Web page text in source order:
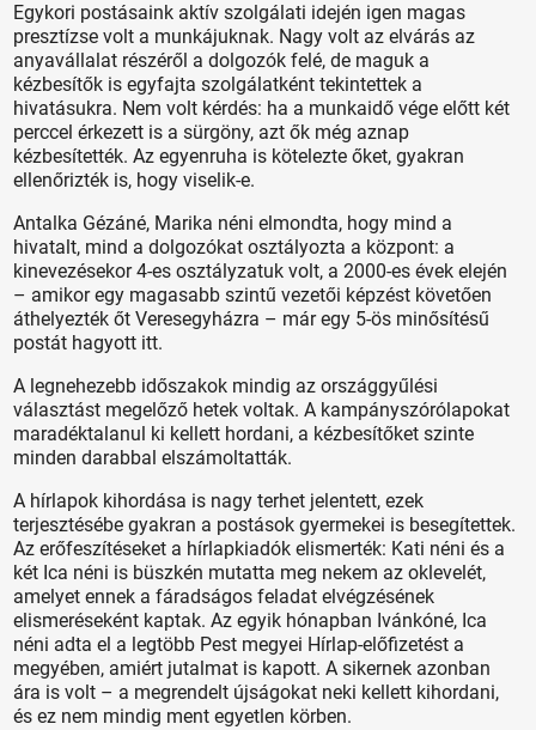
Egykori postásaink aktív szolgálati idején igen magas
presztízse volt a munkájuknak. Nagy volt az elvárás az
anyavállalat részéről a dolgozók felé, de maguk a
kézbesítők is egyfajta szolgálatként tekintettek a
hivatásukra. Nem volt kérdés: ha a munkaidő vége előtt két
perccel érkezett is a sürgöny, azt ők még aznap
kézbesítették. Az egyenruha is kötelezte őket, gyakran
ellenőrizték is, hogy viselik-e.
Antalka Gézáné, Marika néni elmondta, hogy mind a
hivatalt, mind a dolgozókat osztályozta a központ: a
kinevezésekor 4-es osztályzatuk volt, a 2000-es évek elején
– amikor egy magasabb szintű vezetői képzést követően
áthelyezték őt Veresegyházra – már egy 5-ös minősítésű
postát hagyott itt.
A legnehezebb időszakok mindig az országgyűlési
választást megelőző hetek voltak. A kampányszórólapokat
maradéktalanul ki kellett hordani, a kézbesítőket szinte
minden darabbal elszámoltatták.
A hírlapok kihordása is nagy terhet jelentett, ezek
terjesztésébe gyakran a postások gyermekei is besegítettek.
Az erőfeszítéseket a hírlapkiadók elismerték: Kati néni és a
két Ica néni is büszkén mutatta meg nekem az oklevelét,
amelyet ennek a fáradságos feladat elvégzésének
elismeréseként kaptak. Az egyik hónapban Ivánkóné, Ica
néni adta el a legtöbb Pest megyei Hírlap-előfizetést a
megyében, amiért jutalmat is kapott. A sikernek azonban
ára is volt – a megrendelt újságokat neki kellett kihordani,
és ez nem mindig ment egyetlen körben.